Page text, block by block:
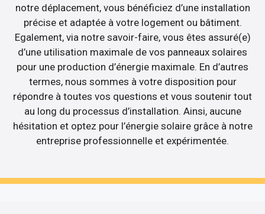
notre déplacement, vous bénéficiez d’une installation
précise et adaptée à votre logement ou bâtiment.
Egalement, via notre savoir-faire, vous êtes assuré(e)
d’une utilisation maximale de vos panneaux solaires
pour une production d’énergie maximale. En d’autres
termes, nous sommes à votre disposition pour
répondre à toutes vos questions et vous soutenir tout
au long du processus d’installation. Ainsi, aucune
hésitation et optez pour l’énergie solaire grâce à notre
entreprise professionnelle et expérimentée.